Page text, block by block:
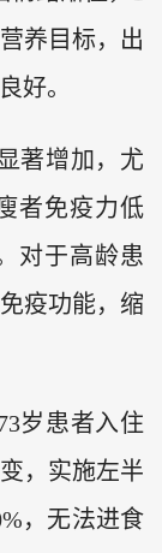
养目标，出
好。
著增加，尤
者免疫力低
对于高龄患
疫功能，缩
岁患者入住
，实施左半
，无法进食